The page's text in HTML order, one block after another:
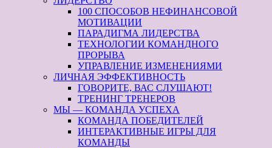
100 СПОСОБОВ НЕФИНАНСОВОЙ
МОТИВАЦИИ
ПАРАДИГМА ЛИДЕРСТВА
ТЕХНОЛОГИИ КОМАНДНОГО
ПРОРЫВА
УПРАВЛЕНИЕ ИЗМЕНЕНИЯМИ
ЛИЧНАЯ ЭФФЕКТИВНОСТЬ
ГОВОРИТЕ, ВАС СЛУШАЮТ!
ТРЕНИНГ ТРЕНЕРОВ
МЫ — КОМАНДА УСПЕХА
КОМАНДА ПОБЕДИТЕЛЕЙ
ИНТЕРАКТИВНЫЕ ИГРЫ ДЛЯ
КОМАНДЫ